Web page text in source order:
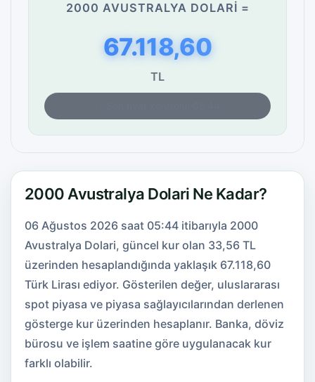
2000 AVUSTRALYA DOLARI =
67.118,60
TL
2000 Avustralya Dolari Ne Kadar?
06 Ağustos 2026 saat 05:44 itibarıyla 2000
Avustralya Dolari, güncel kur olan 33,56 TL
üzerinden hesaplandığında yaklaşık 67.118,60
Türk Lirası ediyor. Gösterilen değer, uluslararası
spot piyasa ve piyasa sağlayıcılarından derlenen
gösterge kur üzerinden hesaplanır. Banka, döviz
bürosu ve işlem saatine göre uygulanacak kur
farklı olabilir.